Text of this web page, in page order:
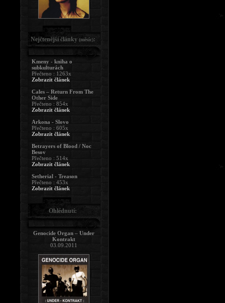
Nejčtenější články (měsíc):
Kmeny - kniha o
subkulturách
Přečteno : 1263x
Zobrazit článek
Cales – Return From The
Other Side
Přečteno : 854x
Zobrazit článek
Arkona - Slovo
Přečteno : 605x
Zobrazit článek
Betrayers of Blood / Noc
Besov
Přečteno : 514x
Zobrazit článek
Setherial - Treason
Přečteno : 453x
Zobrazit článek
Ohlédnutí:
Genocide Organ – Under
Kontrakt
03.09.2011